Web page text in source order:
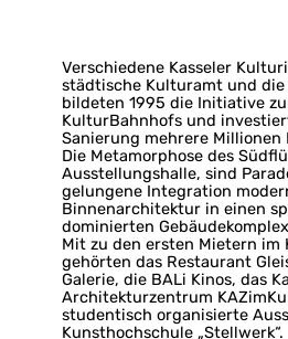
Verschiedene Kasseler
städtische Kulturamt und die
bildeten 1995 die Initiative
KulturBahnhofs und
Sanierung mehrere Millionen
Die Metamorphose des
Ausstellungshalle, sind
gelungene Integration
Binnenarchitektur in einen
dominierten
Mit zu den ersten Mietern im
gehörten das Restaurant
Galerie, die BALi Kinos, das
Architekturzentrum
studentisch organisierte
Kunsthochschule „Stellwerk“.